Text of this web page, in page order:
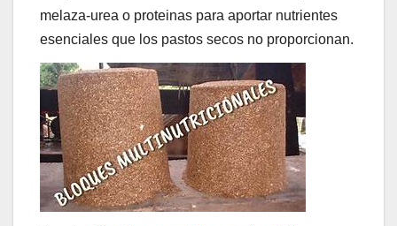
melaza-urea o proteinas para aportar nutrientes
esenciales que los pastos secos no proporcionan.